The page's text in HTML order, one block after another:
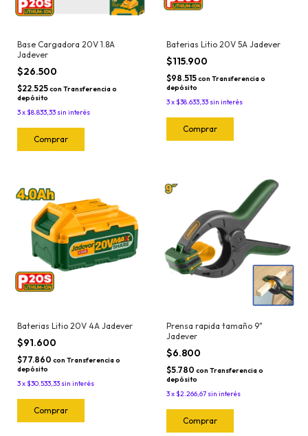
Base Cargadora 20V 1.8A
Jadever
$26.500
$22.525con Transferencia o
depósito
3x$8.833,33 sin interés
Baterias Litio 20V 5A Jadever
$115.900
$98.515con Transferencia o
depósito
3x$38.633,33 sin interés
Baterias Litio 20V 4A Jadever
$91.600
$77.860 con Transferencia o
depósito
3x$30.533,33 sin interés
Prensa rapida tamaño 9"
Jadever
$6.800
$5.780 con Transferencia o
depósito
3x$2.266,67 sin interés